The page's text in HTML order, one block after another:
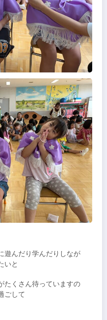
遊んだり学んだりしなが
いと
たくさん待っていますの
ごして